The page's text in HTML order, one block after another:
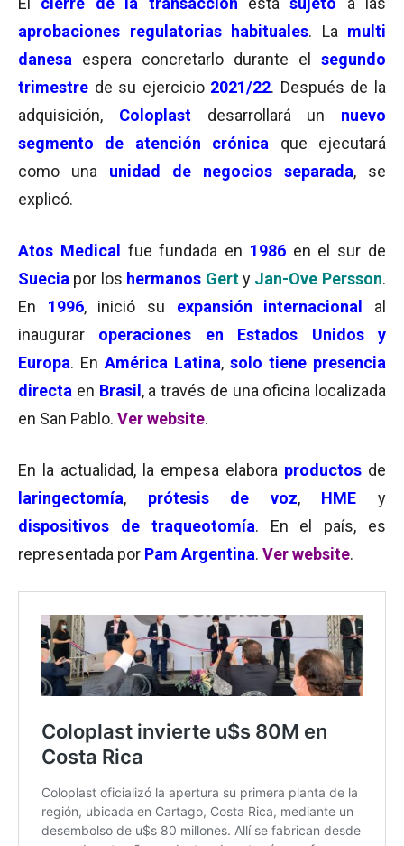
aprobaciones regulatorias habituales. La multi
danesa espera concretarlo durante el segundo
trimestre de su ejercicio 2021/22. Después de la
adquisición, Coloplastdesarrollará un nuevo
segmento de atención crónica que ejecutará
como una unidad de negocios separada, se
explicó.
Atos Medical fue fundada en 1986 en el sur de
Suecia por los hermanos Gerty Jan-Ove Persson.
En 1996, inició su expansión internacional
al
inaugurar operaciones en Estados Unidos y
Europa. En América Latina, solo tiene presencia
directa en Brasil , a través de una oficina localizada
en San Pablo. Ver website.
En la actualidad, la empesa elabora productos de
laringectomía, prótesis de voz, HME y
dispositivos de traqueotomía. En el país, es
representada por Pam Argentina. Ver website.